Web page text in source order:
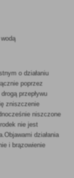
o działaniu
poprzez
przepływu
zniszczenie
niszczone
nie jest
działania
i brązowienie